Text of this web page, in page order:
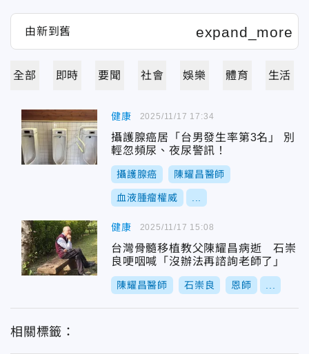
全部 即時 要聞 社會 娛樂 體育 生活
健康
攝護腺癌居「台男發生率第3名」 別
輕忽頻尿、夜尿警訊！
攝護腺癌 陳耀昌醫師
血液腫瘤權威
2025/11/17 17:34
健康
台灣骨髓移植教父陳耀昌病逝 石崇
良哽咽喊「沒辦法再諮詢老師了」
陳耀昌醫師 石崇良 恩師
2025/11/17 15:08
相關標籤：